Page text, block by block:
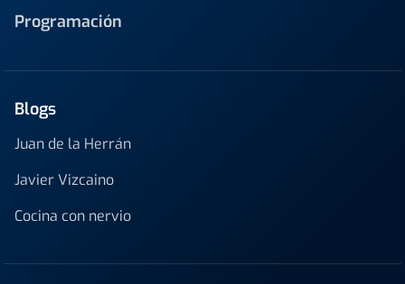
Programación
Blogs
Juan de la Herrán
Javier Vizcaino
Cocina con nervio